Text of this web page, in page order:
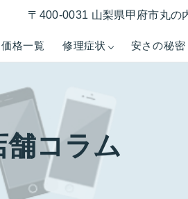
価格一覧 修理症状 安さの秘密
〒400-0031 山梨県甲府市丸の
舗コラム